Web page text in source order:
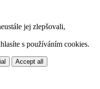
jej zlepšovali,
s používáním cookies.
Accept all